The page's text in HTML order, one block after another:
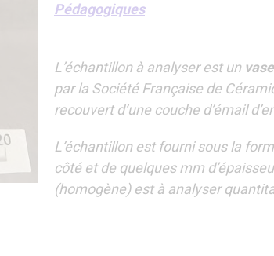
Pédagogiques
L’échantillon à analyser est un
par la Société Française de
recouvert d’une couche d’émail
L’échantillon est fourni sous la
côté et de quelques mm
(homogène) est à analyser